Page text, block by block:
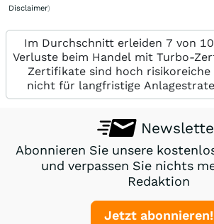
Disclaimer)
Im Durchschnitt erleiden 7 von
Verluste beim Handel mit Turbo-
Zertifikate sind hoch risikoreiche
nicht für langfristige
Abonnieren Sie unsere
und verpassen Sie nichts
Redaktion
Jetzt abonnieren!